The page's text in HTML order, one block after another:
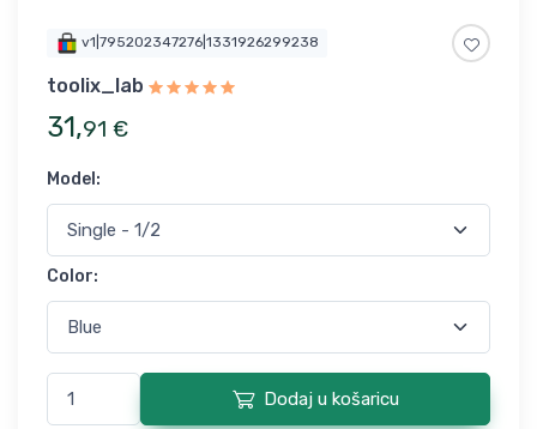
v1|795202347276|1331926299238
toolix_lab
31,91 €
Model :
Color:
Dodaj u košaricu